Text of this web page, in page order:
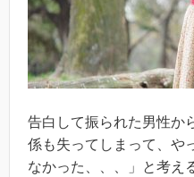
告白して振られた男性か
係も失ってしまって、や
なかった、、、」と考え